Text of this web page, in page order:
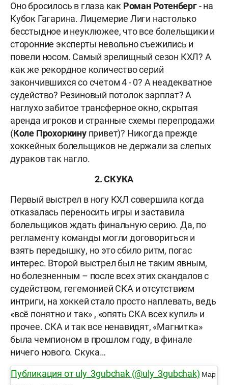
Оно бросилось в глаза как Роман Ротенберг- на
Кубок Гагарина. Лицемерие Лиги настолько
бесстыдное и неуклюжее, что все болельщики и
сторонние эксперты невольно съежились и
повели носом. Самый зрелищный сезон КХЛ? А
как же рекордное количество серий
закончившихся со счетом 4 - 0? А неадекватное
судейство? Резиновый потолок зарплат? А
наглухо забитое трансферное окно, скрытая
аренда игроков и странные схемы перепродажи
(Коле Прохоркину привет)? Никогда прежде
хоккейных болельщиков не держали за слепых
дураков так нагло.
2. СКУКА
Первый выстрел в ногу КХЛ совершила когда
отказалась переносить игры и заставила
болельщиков ждать финальную серию. Да, по
регламенту команды могли договориться и
взять передышку, но это сбило ритм, погас
интерес. Второй выстрел был не таким явным,
но болезненным – после всех этих скандалов с
судейством, гегемонией СКА и отсутствием
интриги, на хоккей стало просто наплевать, ведь
«всё понятно и так» , «опять СКА всех купил» и
прочее. СКА и так все ненавидят, «Магнитка»
была чемпионом в прошлом году, в финале
ничего нового. Скука…
Публикация от uly_3gubchak (@uly_3gubchak) Мар